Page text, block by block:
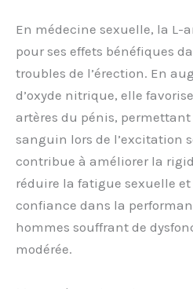
En médecine sexuelle, la L-
pour ses effets bénéfiques
troubles de l’érection. En
d’oxyde nitrique, elle
artères du pénis,
sanguin lors de l’excitation
contribue à améliorer la
réduire la fatigue sexuelle et
confiance dans la
hommes souffrant de
modérée.